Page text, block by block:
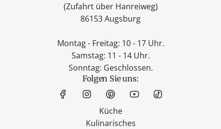
(Zufahrt über Hanreiweg)
86153 Augsburg
Montag - Freitag: 10 - 17 Uhr.
Samstag: 11 - 14 Uhr.
Sonntag: Geschlossen.
Folgen Sie uns:
Küche
Kulinarisches